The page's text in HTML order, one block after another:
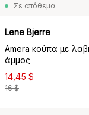
Σε απόθεμα
Lene Bjerre
Amera κούπα με
άμμος
14,45 $
16 $